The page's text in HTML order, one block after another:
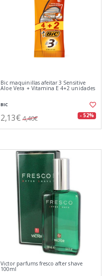
Bic maquinillas afeitar 3 Sensitive
Aloe Vera + Vitamina E 4+2 unidades
BIC
2,13€ 4,40€ - 52%
Victor parfums fresco after shave
100ml